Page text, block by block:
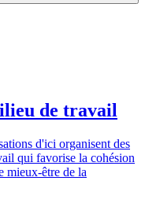
de travail
d'ici organisent des
qui favorise la cohésion
mieux-être de la